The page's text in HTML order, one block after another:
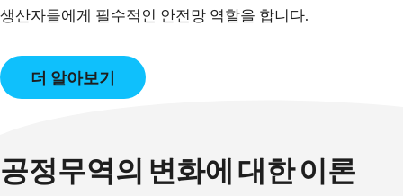
더 알아보기
공정무역의 변화에 대한 이론